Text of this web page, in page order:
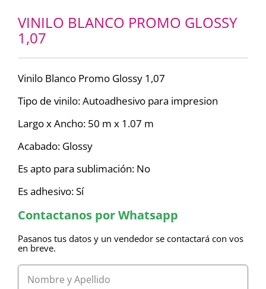
VINILO BLANCO PROMO GLOSSY
1,07
Vinilo Blanco Promo Glossy 1,07
Tipo de vinilo: Autoadhesivo para impresion
Largo x Ancho: 50 m x 1.07 m
Acabado: Glossy
Es apto para sublimación: No
Es adhesivo: Sí
Contactanos por Whatsapp
Pasanos tus datos y un vendedor se contactará con vos
en breve.